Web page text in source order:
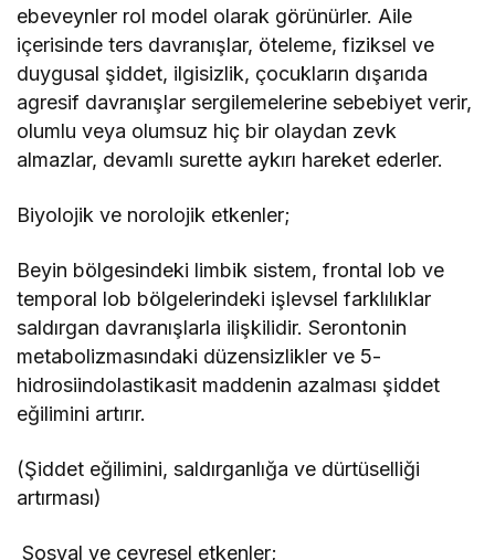
ebeveynler rol model olarak görünürler. Aile
içerisinde ters davranışlar, öteleme, fiziksel ve
duygusal şiddet, ilgisizlik, çocukların dışarıda
agresif davranışlar sergilemelerine sebebiyet verir,
olumlu veya olumsuz hiç bir olaydan zevk
almazlar, devamlı surette aykırı hareket ederler.
Biyolojik ve norolojik etkenler;
Beyin bölgesindeki limbik sistem, frontal lob ve
temporal lob bölgelerindeki işlevsel farklılıklar
saldırgan davranışlarla ilişkilidir. Serontonin
metabolizmasındaki düzensizlikler ve 5-
hidrosiindolastikasit maddenin azalması şiddet
eğilimini artırır.
(Şiddet eğilimini, saldırganlığa ve dürtüselliği
artırması)
Sosyal ve çevresel etkenler;